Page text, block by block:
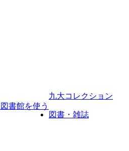
図書館を使う
九大コレクション
図書・雑誌